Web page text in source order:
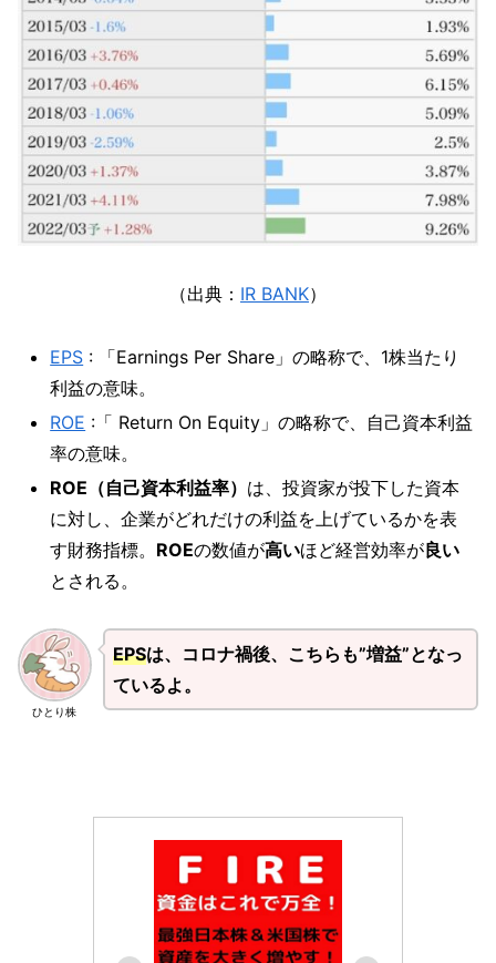
（出典： IR BANK）
EPS : 「Earnings Per Share」の略称で、1株当たり
利益の意味。
ROE :「 Return On Equity」の略称で、自己資本利益
率の意味。
ROE（自己資本利益率） は、投資家が投下した資本
に対し、企業がどれだけの利益を上げているかを表
す財務指標。 ROEの数値が高いほど経営効率が良い
とされる。
ひとり株
EPSは、コロナ禍後、こちらも”増益”となっ
ているよ。